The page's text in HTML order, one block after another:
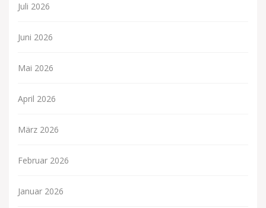
Juli 2026
Juni 2026
Mai 2026
April 2026
März 2026
Februar 2026
Januar 2026